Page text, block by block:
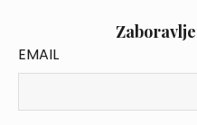
EMAIL